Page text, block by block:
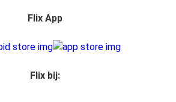
Flix App
Flix bij: